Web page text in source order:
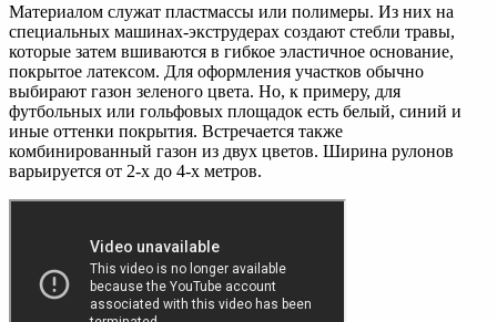
Материалом служат пластмассы или полимеры. Из них на
специальных машинах-экструдерах создают стебли травы,
которые затем вшиваются в гибкое эластичное основание,
покрытое латексом. Для оформления участков обычно
выбирают газон зеленого цвета. Но, к примеру, для
футбольных или гольфовых площадок есть белый, синий и
иные оттенки покрытия. Встречается также
комбинированный газон из двух цветов. Ширина рулонов
варьируется от 2-х до 4-х метров.